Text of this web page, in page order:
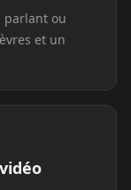
parlant ou
et un